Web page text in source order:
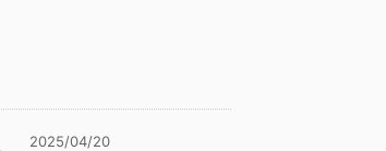
2025/04/20